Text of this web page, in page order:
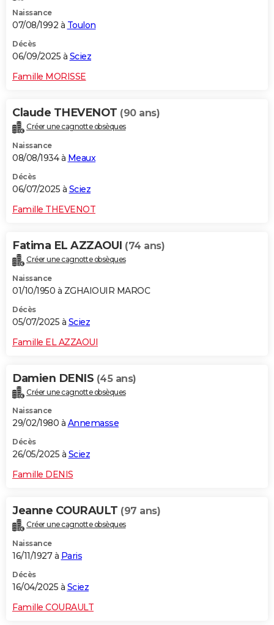
Naissance
07/08/1992 à Toulon
Décès
06/09/2025 à Sciez
Famille MORISSE
Claude THEVENOT (90 ans)
Créer une cagnotte obsèques
Naissance
08/08/1934 à Meaux
Décès
06/07/2025 à Sciez
Famille THEVENOT
Fatima EL AZZAOUI (74 ans)
Créer une cagnotte obsèques
Naissance
01/10/1950 à ZGHAIOUIR MAROC
Décès
05/07/2025 à Sciez
Famille EL AZZAOUI
Damien DENIS (45 ans)
Créer une cagnotte obsèques
Naissance
29/02/1980 à Annemasse
Décès
26/05/2025 à Sciez
Famille DENIS
Jeanne COURAULT (97 ans)
Créer une cagnotte obsèques
Naissance
16/11/1927 à Paris
Décès
16/04/2025 à Sciez
Famille COURAULT